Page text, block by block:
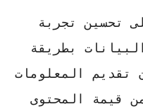
تحسين تجربة
بطريقة
تقديم المعلومات
قيمة المحتوى